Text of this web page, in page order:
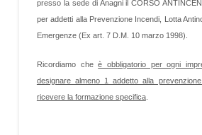
presso la sede di Anagni il CORSO
per addetti alla Prevenzione Incendi, Lotta
Emergenze (Ex art. 7 D.M. 10 marzo 1998).
Ricordiamo cheè obbligatorio per ogni
designare almeno 1 addetto alla
ricevere la formazione specifica.